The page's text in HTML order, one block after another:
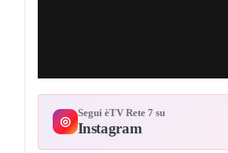
◎
Segui èTV Rete 7 su
Instagram